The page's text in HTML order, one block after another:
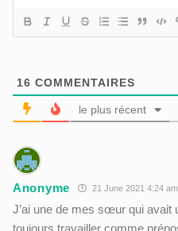
16 COMMENTAIRES
le plus récent
Anonyme 21 June 2021 4:24 am
J’ai une de mes sœur qui avait